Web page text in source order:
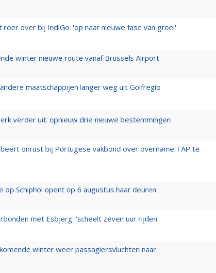
roer over bij IndiGo: 'op naar nieuwe fase van groei'
winter nieuwe route vanaf Brussels Airport
maatschappijen langer weg uit Golfregio
verder uit: opnieuw drie nieuwe bestemmingen
onrust bij Portugese vakbond over overname TAP te
op Schiphol opent op 6 augustus haar deuren
met Esbjerg: 'scheelt zeven uur rijden'
winter weer passagiersvluchten naar